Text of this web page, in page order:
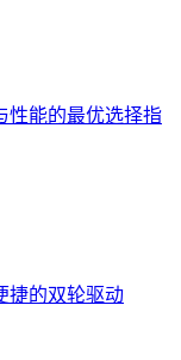
性能的最优选择指
捷的双轮驱动